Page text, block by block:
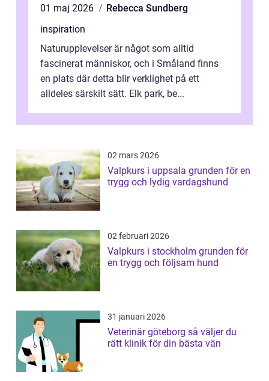
01 maj 2026
Rebecca Sundberg
inspiration
Naturupplevelser är något som alltid
fascinerat människor, och i Småland finns
en plats där detta blir verklighet på ett
alldeles särskilt sätt. Elk park, be...
02 mars 2026
Valpkurs i uppsala grunden för en
trygg och lydig vardagshund
02 februari 2026
Valpkurs i stockholm grunden för
en trygg och följsam hund
31 januari 2026
Veterinär göteborg så väljer du
rätt klinik för din bästa vän